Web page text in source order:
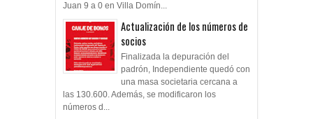
Juan 9 a 0 en Villa Domín...
Actualización de los números de
socios
Finalizada la depuración del
padrón, Independiente quedó con
una masa societaria cercana a
las 130.600. Además, se modificaron los
números d...